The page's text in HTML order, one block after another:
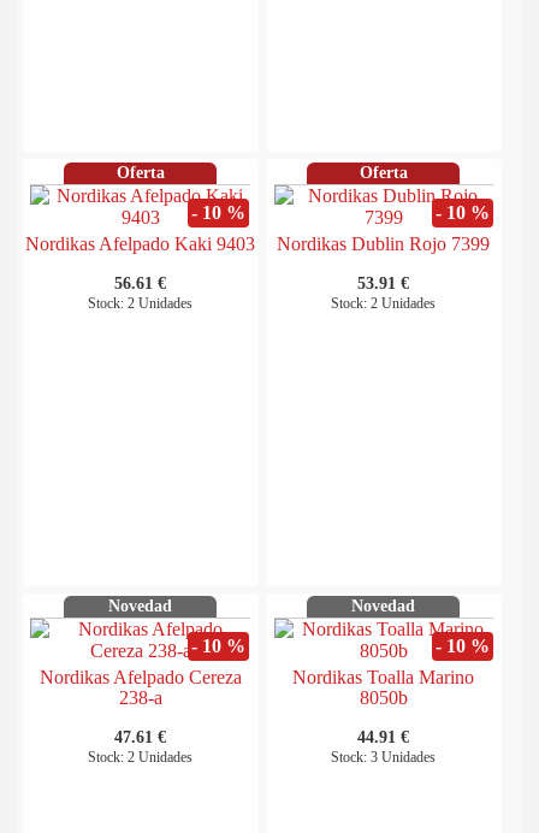
Oferta
- 10 %
Nordikas Afelpado Kaki 9403
56.61 €
Stock: 2 Unidades
Oferta
- 10 %
Nordikas Dublin Rojo 7399
53.91 €
Stock: 2 Unidades
Novedad
- 10 %
Nordikas Afelpado Cereza
238-a
47.61 €
Stock: 2 Unidades
Novedad
- 10 %
Nordikas Toalla Marino
8050b
44.91 €
Stock: 3 Unidades